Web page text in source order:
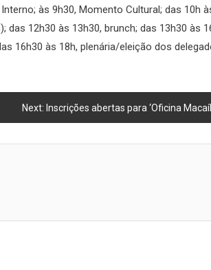
às 9h30, Momento Cultural; das 10h
12h30 às 13h30, brunch; das 13h30 às
16h30 às 18h, plenária/eleição dos
Next: Inscrições abertas para ‘Oficina